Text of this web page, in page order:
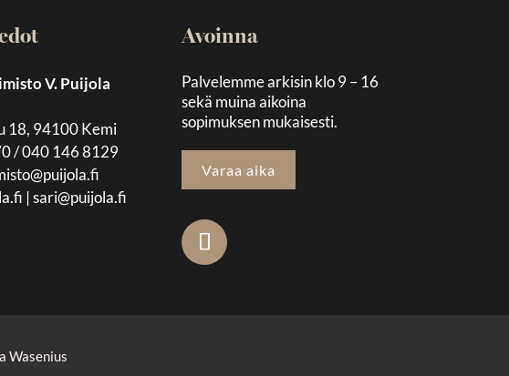
V. Puijola
18, 94100 Kemi
/ 040 146 8129
|sari@puijola.fi
Avoinna
Palvelemme arkisin klo 9 – 16
sekä muina aikoina
sopimuksen mukaisesti.
Varaa aika
Wasenius